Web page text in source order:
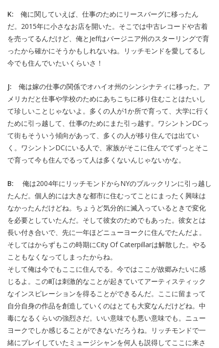
K: 俺に関していえば、仕事のためにリースバーグに移ったん
だ。2015年に小さなお店を開いた。そこでは中古レコードや古着
を売ってるんだけど、俺とJeffはバージニア州のスターリングで育
ったから確かにそうかもしれないね。リッチモンドを愛してるし
今でも住んでいたいくらいさ！
J: 俺は嫁の仕事の関係でオハイオ州のシンシナティに移った。ア
メリカだと仕事や学校のためにあちこちに移り住むことはたいし
て珍しいことじゃないよ。多くの人が1か所で育って、大学に行く
ために引っ越して、仕事のためにまた引っ越す。ワシントンDCっ
て街もそういう傾向があって、多くの人が移り住んでは出てい
く。ワシントンDCにいる人で、家族がそこに住んでてずっとそこ
で育って今も住んでるって人は多くないんじゃないかな。
B:
俺は2004年にリッチモンドからNYのブルックリンに引っ越し
たんだ。個人的には大きな都市に住むってことにまったく興味は
なかったんだけどね。ちょうど気分的に滅入っているときで変化
を必要としていたんだ。そして彼女のためでもあった。彼女とは
長い付き合いで、先に一年ほどニューヨークに住んでたんだよ。
そしてはからずもこの時期にCity Of Caterpillarは解散した。やる
こともなくなってしまったからね。
そして俺は今でもここに住んでる。今ではここが故郷みたいに感
じるよ。この町は刺激的なことが起きていてアーティスティック
なインスピレーションを得ることができるんだ。ここに留まって
自分自身の作品を創造していくのはとても大変なんだけどね。中
毒になるくらいの強烈さだ。いい意味でも悪い意味でも。ニュー
ヨークでしか感じることができないだろうね。リッチモンドで一
緒にプレイしていたミュージシャンを何人も説得してここに来さ